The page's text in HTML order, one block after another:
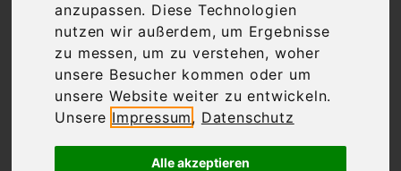
anzupassen. Diese Technologien
nutzen wir außerdem, um Ergebnisse
zu messen, um zu verstehen, woher
unsere Besucher kommen oder um
unsere Website weiter zu entwickeln.
Unsere Impressum, Datenschutz
Alle akzeptieren